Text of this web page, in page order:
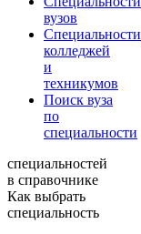
вузов
Специальности
колледжей
и
техникумов
Поиск вуза
по
специальности
специальностей
в справочнике
Как выбрать
специальность